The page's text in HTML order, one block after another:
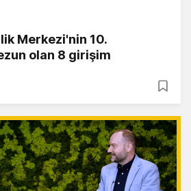
Merkezi'nin 10.
olan 8 girişim